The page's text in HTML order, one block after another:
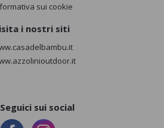
sui cookie
i nostri siti
Seguici sui social